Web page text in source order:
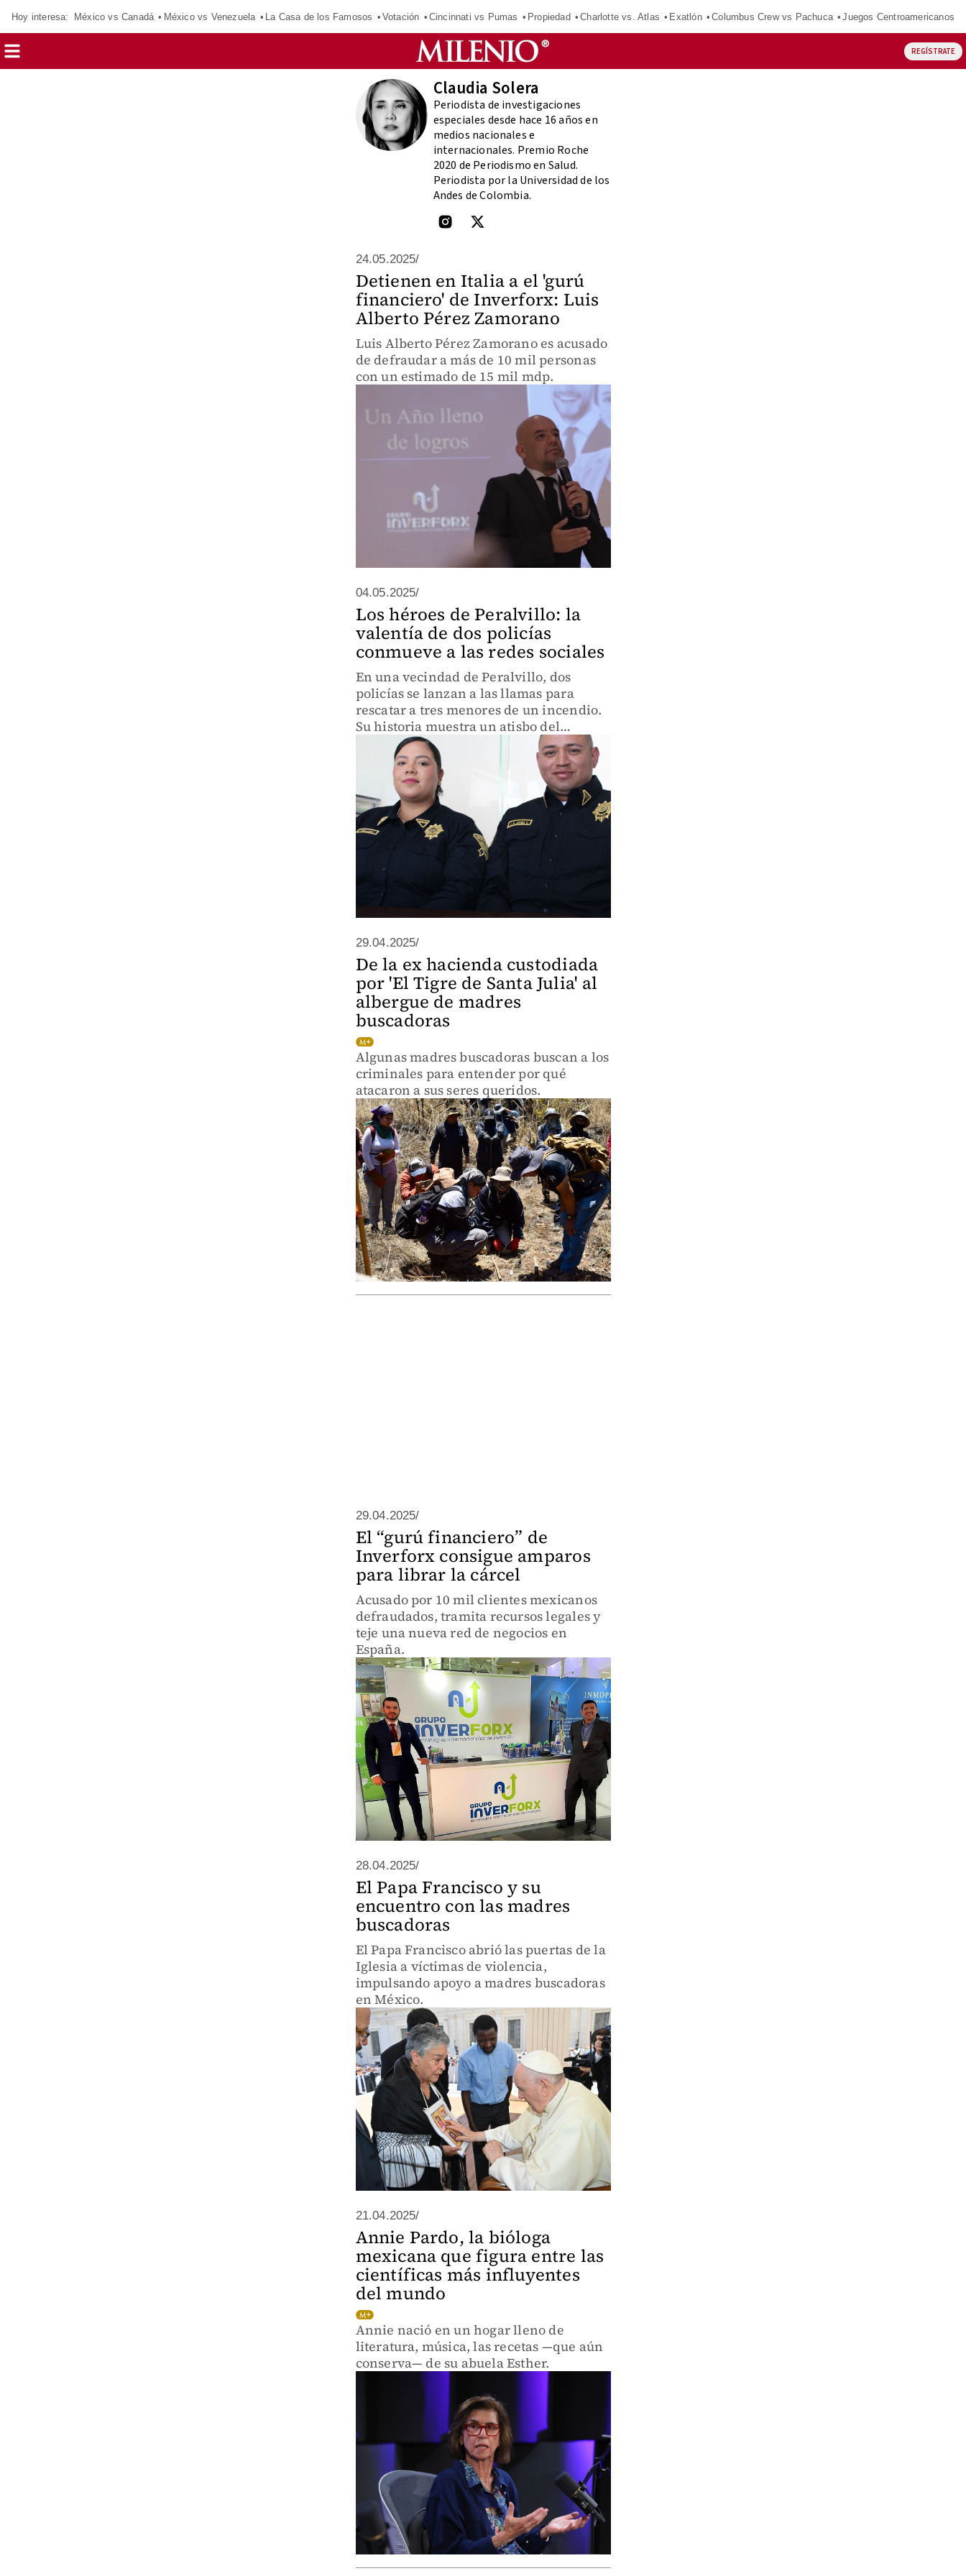
Hoy interesa: México vs Canadá México vs Venezuela La Casa de los Famosos Votación Cincinnati vs Pumas Propiedad Charlotte vs. Atlas Exatlón Columbus Crew vs Pachuca Juegos Centroamericanos
REGÍSTRATE
Claudia Solera
Periodista de investigaciones
especiales desde hace 16 años en
medios nacionales e
internacionales. Premio Roche
2020 de Periodismo en Salud.
Periodista por la Universidad de los
Andes de Colombia.
24.05.2025/
Detienen en Italia a el 'gurú
financiero' de Inverforx: Luis
Alberto Pérez Zamorano
Luis Alberto Pérez Zamorano es acusado
de defraudar a más de 10 mil personas
con un estimado de 15 mil mdp.
04.05.2025/
Los héroes de Peralvillo: la
valentía de dos policías
conmueve a las redes sociales
En una vecindad de Peralvillo, dos
policías se lanzan a las llamas para
rescatar a tres menores de un incendio.
Su historia muestra un atisbo del
heroísmo que sobrevive en la CdMx.
29.04.2025/
De la ex hacienda custodiada
por 'El Tigre de Santa Julia' al
albergue de madres
buscadoras
Algunas madres buscadoras buscan a los
criminales para entender por qué
atacaron a sus seres queridos.
29.04.2025/
El “gurú financiero” de
Inverforx consigue amparos
para librar la cárcel
Acusado por 10 mil clientes mexicanos
defraudados, tramita recursos legales y
teje una nueva red de negocios en
España.
28.04.2025/
El Papa Francisco y su
encuentro con las madres
buscadoras
El Papa Francisco abrió las puertas de la
Iglesia a víctimas de violencia,
impulsando apoyo a madres buscadoras
en México.
21.04.2025/
Annie Pardo, la bióloga
mexicana que figura entre las
científicas más influyentes
del mundo
Annie nació en un hogar lleno de
literatura, música, las recetas —que aún
conserva— de su abuela Esther.